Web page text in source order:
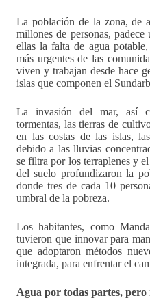
La población de la zona, de
millones de personas,
ellas la falta de agua
más urgentes de las
viven y trabajan desde hace
islas que componen el
La invasión del mar, así
tormentas, las tierras de
en las costas de las islas,
debido a las lluvias
se filtra por los terraplenes y
del suelo profundizaron la
donde tres de cada 10
umbral de la pobreza.
Los habitantes, como
tuvieron que innovar para
que adoptaron métodos
integrada, para enfrentar el
Agua por todas partes,